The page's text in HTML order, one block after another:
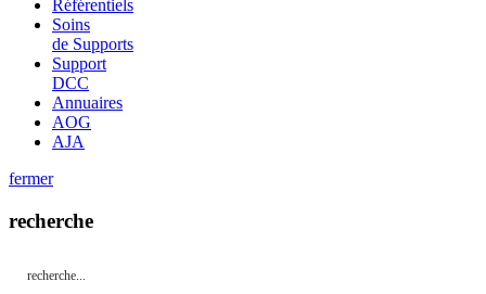
Référentiels
Soins
de Supports
Support
DCC
Annuaires
AOG
AJA
fermer
recherche